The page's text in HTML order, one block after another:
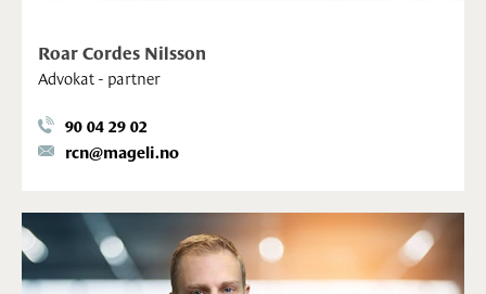
Roar Cordes Nilsson
Advokat - partner
90 04 29 02
rcn@mageli.no